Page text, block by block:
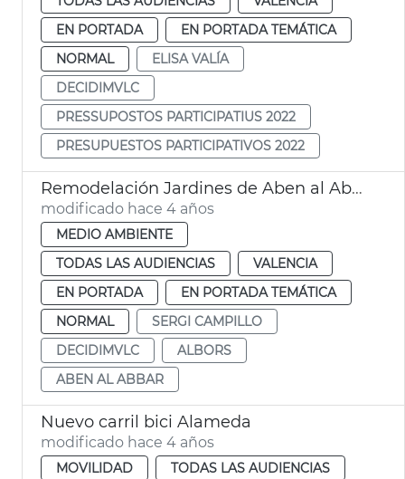
EN PORTADA
EN PORTADA TEMÁTICA
NORMAL
ELISA VALÍA
DECIDIMVLC
PRESSUPOSTOS PARTICIPATIUS 2022
PRESUPUESTOS PARTICIPATIVOS 2022
Remodelación Jardines de Aben al Abbar
modificado hace 4 años
MEDIO AMBIENTE
TODAS LAS AUDIENCIAS
VALENCIA
EN PORTADA
EN PORTADA TEMÁTICA
NORMAL
SERGI CAMPILLO
DECIDIMVLC
ALBORS
ABEN AL ABBAR
Nuevo carril bici Alameda
modificado hace 4 años
MOVILIDAD
TODAS LAS AUDIENCIAS